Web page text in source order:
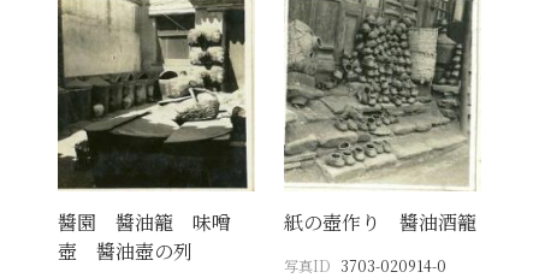
醬園 醬油籠 味噌
壺 醬油壺の列
紙の壺作り 醬油酒籠
写真ID 3703-020914-0